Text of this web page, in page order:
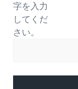
字を入力
してくだ
さい。